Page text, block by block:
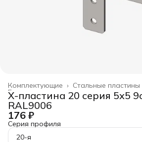
Стальные пластины
Комплектующие ›
Главная ›
Х-пластина 20 серия 5х5
RAL9006
176 ₽
Серия профиля
20-я